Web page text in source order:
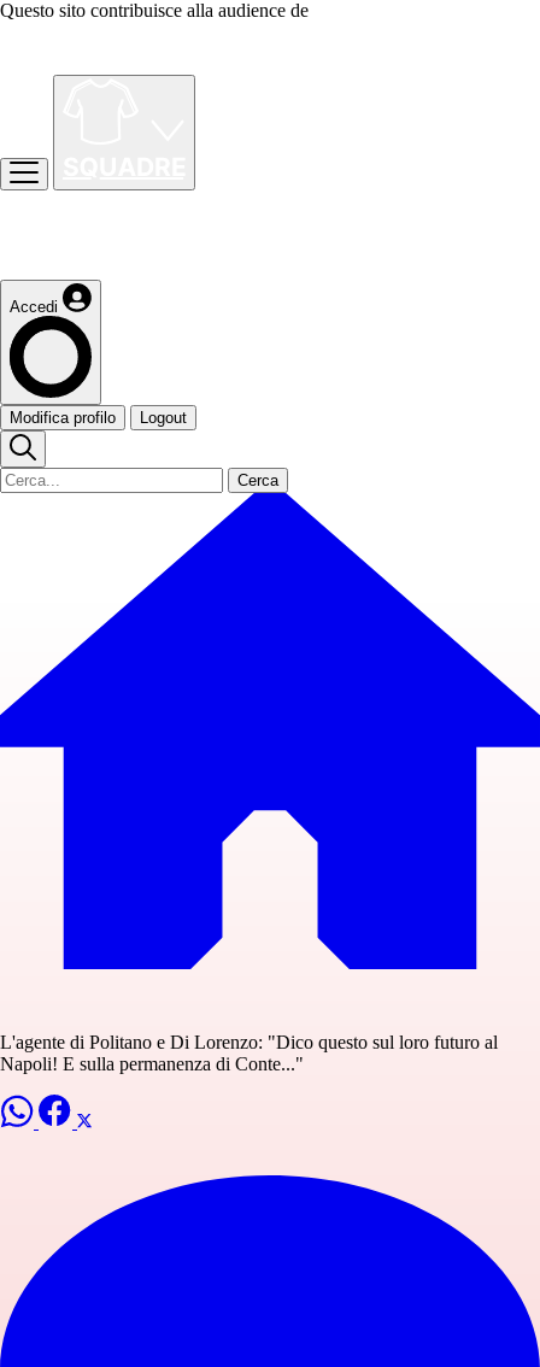
Questo sito contribuisce alla audience de
Accedi
Modifica profilo Logout
Cerca
L'agente di Politano e Di Lorenzo: "Dico questo sul loro futuro al
Napoli! E sulla permanenza di Conte..."